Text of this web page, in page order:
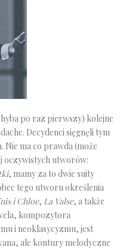
po raz pierwszy) kolejne
Decydenci sięgnęli tym
Nie ma co prawda (może
oczywistych utworów:
, mamy za to dwie suity
tego utworu określenia
i Chloe, La Valse, a także
kompozytora
i neoklasycyzmu, jest
ale kontury melodyczne